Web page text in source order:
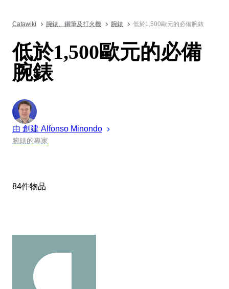
Catawiki 腕錶、鋼筆及打火機 腕錶 低於1,500歐元的必備腕錶
低於1,500歐元的必備
腕錶
由 創建 Alfonso Minondo
腕錶的專家
84件物品